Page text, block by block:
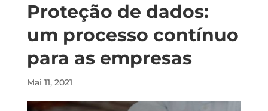
Proteção de dados:
um processo contínuo
para as empresas
Mai 11, 2021